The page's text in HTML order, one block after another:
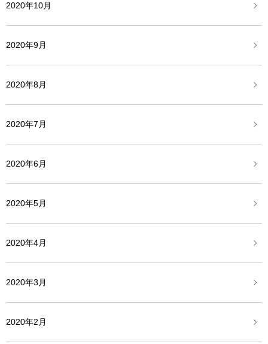
2020年10月
2020年9月
2020年8月
2020年7月
2020年6月
2020年5月
2020年4月
2020年3月
2020年2月